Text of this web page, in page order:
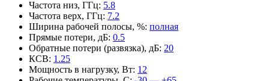
Частота низ, ГГц: 5.8
Частота верх, ГГц: 7.2
Ширина рабочей полосы, %: полная
Прямые потери, дБ: 0.5
Обратные потери (развязка), дБ: 20
КСВ: 1.25
Мощность в нагрузку, Вт: 12